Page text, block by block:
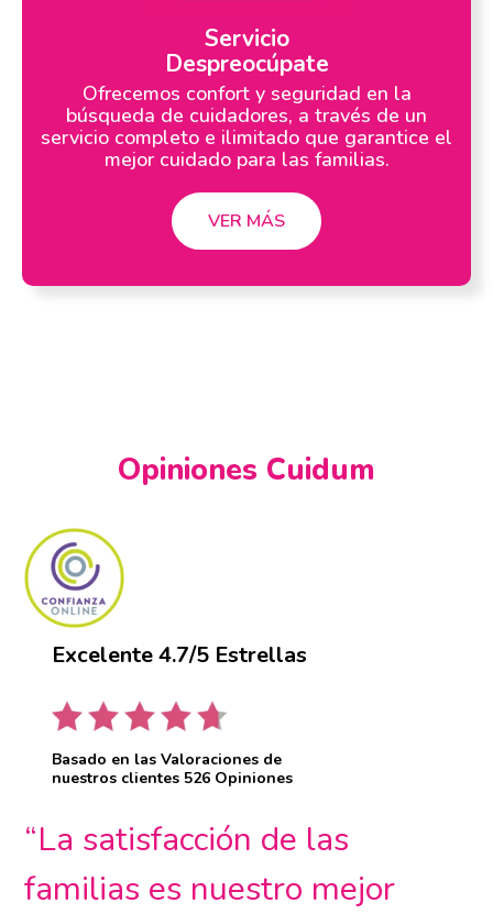
Servicio
Despreocúpate
Ofrecemos confort y seguridad en la
búsqueda de cuidadores, a través de un
servicio completo e ilimitado que garantice el
mejor cuidado para las familias.
VER MÁS
Opiniones Cuidum
Excelente 4.7/5 Estrellas
Basado en las Valoraciones de
nuestros clientes 526 Opiniones
“La satisfacción de las
familias es nuestro mejor